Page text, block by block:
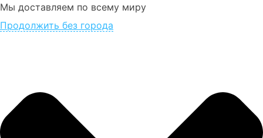
Мы доставляем по всему миру
Продолжить без города